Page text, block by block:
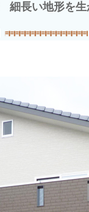
細長い地形を